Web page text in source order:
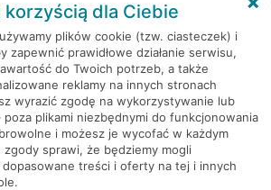
korzyścią dla Ciebie
plików cookie (tzw. ciasteczek) i
zapewnić prawidłowe działanie serwisu,
do Twoich potrzeb, a także
reklamy na innych stronach
wyrazić zgodę na wykorzystywanie lub
plikami niezbędnymi do funkcjonowania
i możesz je wycofać w każdym
zgody sprawi, że będziemy mogli
treści i oferty na tej i innych